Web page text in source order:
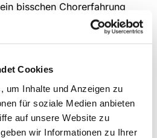
Cookies
um Inhalte und Anzeigen zu
für soziale Medien anbieten
auf unsere Website zu
wir Informationen zu Ihrer
bisschen Chorerfahrung
bei der Kantorei
Das Repertoire
Mendelssohn, Schütz,
gemischten Alters singen
in Gottesdiensten und bei